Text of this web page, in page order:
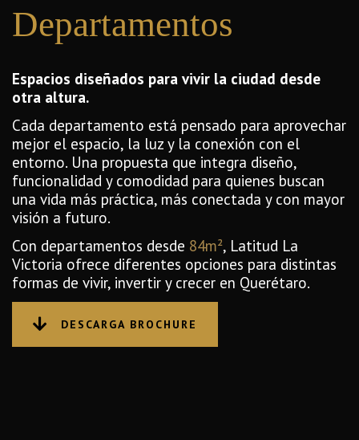
Departamentos
Espacios diseñados para vivir la ciudad desde
otra altura.
Cada departamento está pensado para aprovechar
mejor el espacio, la luz y la conexión con el
entorno. Una propuesta que integra diseño,
funcionalidad y comodidad para quienes buscan
una vida más práctica, más conectada y con mayor
visión a futuro.
Con departamentos desde 84m², Latitud La
Victoria ofrece diferentes opciones para distintas
formas de vivir, invertir y crecer en Querétaro.
DESCARGA BROCHURE